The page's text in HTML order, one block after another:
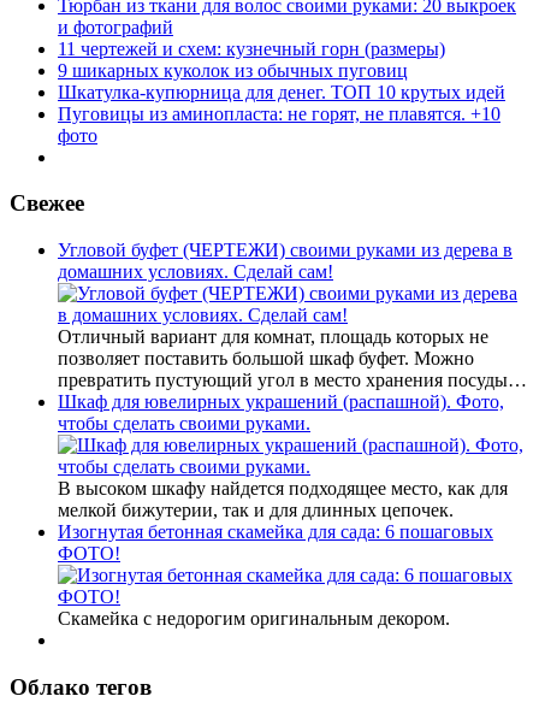
Тюрбан из ткани для волос своими руками: 20 выкроек
и фотографий
11 чертежей и схем: кузнечный горн (размеры)
9 шикарных куколок из обычных пуговиц
Шкатулка-купюрница для денег. ТОП 10 крутых идей
Пуговицы из аминопласта: не горят, не плавятся. +10
фото
Свежее
Угловой буфет (ЧЕРТЕЖИ) своими руками из дерева в
домашних условиях. Сделай сам!
Отличный вариант для комнат, площадь которых не
позволяет поставить большой шкаф буфет. Можно
превратить пустующий угол в место хранения посуды…
Шкаф для ювелирных украшений (распашной). Фото,
чтобы сделать своими руками.
В высоком шкафу найдется подходящее место, как для
мелкой бижутерии, так и для длинных цепочек.
Изогнутая бетонная скамейка для сада: 6 пошаговых
ФОТО!
Скамейка с недорогим оригинальным декором.
Облако тегов